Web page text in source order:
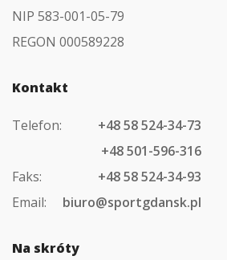
NIP 583-001-05-79
REGON 000589228
Kontakt
Telefon:
+48 58 524-34-73
+48 501-596-316
Faks:
+48 58 524-34-93
Email:
biuro@sportgdansk.pl
Na skróty